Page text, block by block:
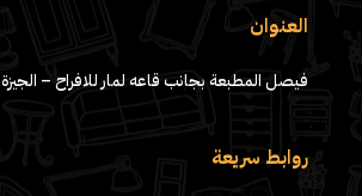
العنوان
فيصل المطبعة بجانب قاعه لمار للافراح – الجيزة
روابط سريعة